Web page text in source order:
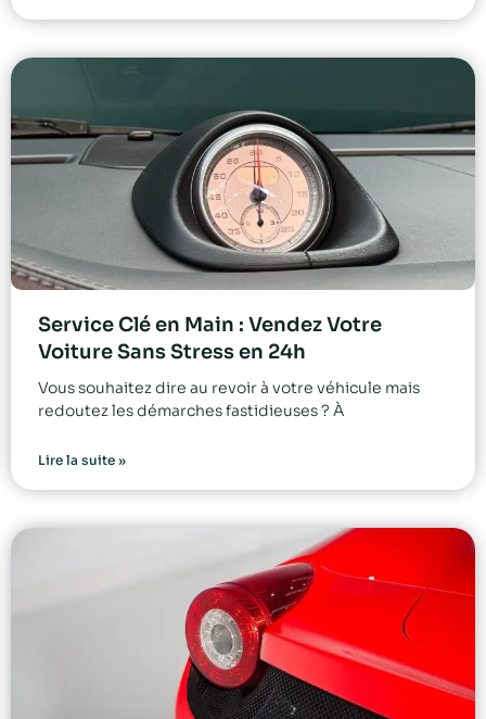
Service Clé en Main : Vendez Votre
Voiture Sans Stress en 24h
Vous souhaitez dire au revoir à votre véhicule mais
redoutez les démarches fastidieuses ? À
Lire la suite »